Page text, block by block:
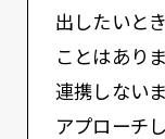
出したいと
ことはあり
連携しない
アプローチ